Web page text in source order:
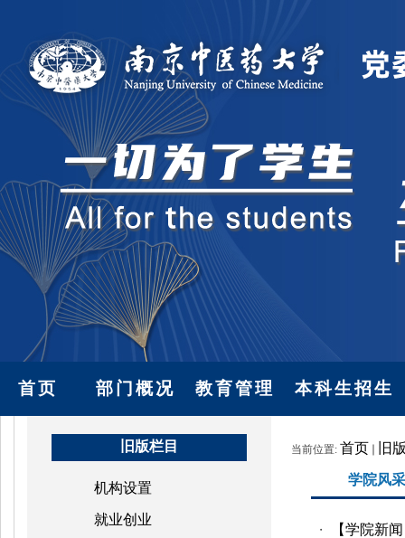
首页 部门概况 教育管理 本科生招生
旧版栏目
机构设置
就业创业
当前位置: 首页 旧
学院风采
・ 【学院新